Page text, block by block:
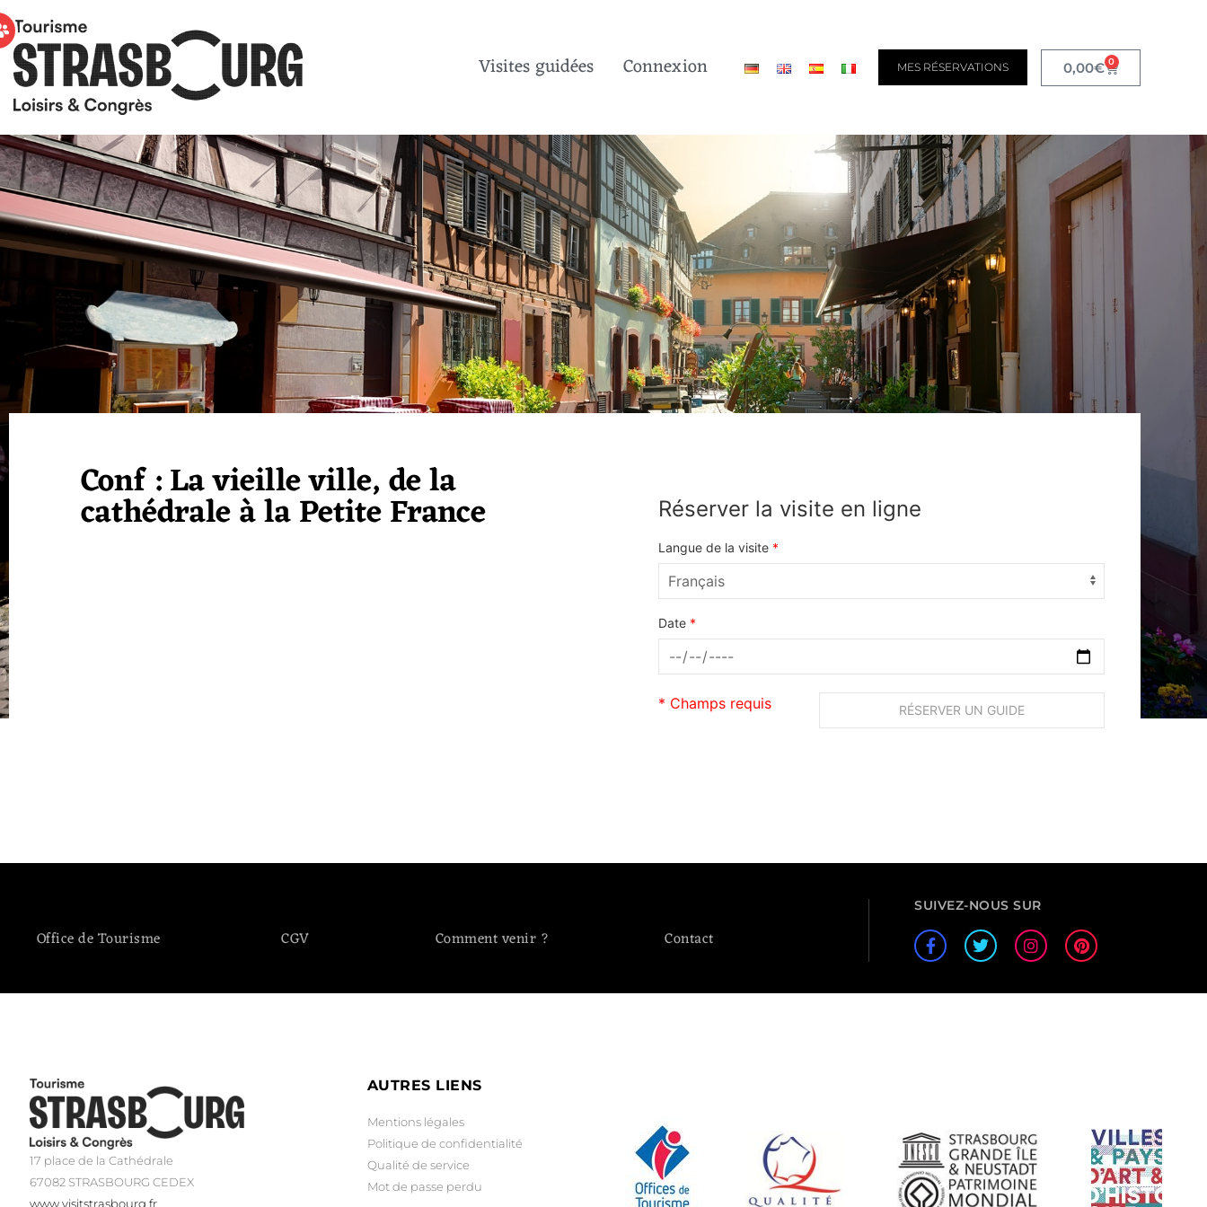
Visites guidées Connexion MES RÉSERVATIONS 0,00€ 0
Conf : La vieille ville, de la
cathédrale à la Petite France Réserver la visite en ligne
Langue de la visite *
Date *
* Champs requis
Office de Tourisme CGV Comment venir ? Contact
SUIVEZ-NOUS SUR
17 place de la Cathédrale
67082 STRASBOURG CEDEX
www.visitstrasbourg.fr
AUTRES LIENS
Mentions légales
Politique de confidentialité
Qualité de service
Mot de passe perdu